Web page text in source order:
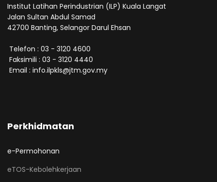
Institut Latihan Perindustrian (ILP) Kuala Langat
Jalan Sultan Abdul Samad
42700 Banting, Selangor Darul Ehsan
Telefon : 03 - 3120 4600
Faksimili : 03 - 3120 4440
Email : info.ilpkls@jtm.gov.my
Perkhidmatan
e-Permohonan
eTOS-Kebolehkerjaan